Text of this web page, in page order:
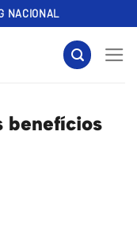
NACIONAL
benefícios